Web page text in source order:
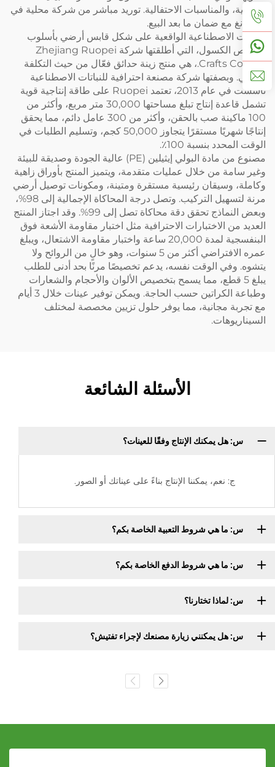
التجارية، والمناسبات الاحتفالية. توريد مباشر من شركة محلية في
تشجيانغ مع ضمان ما بعد البيع.
النباتات الاصطناعية الواقعية على شكل قابس أرضي بأسلوب
الشخص الكسول، التي أطلقتها شركة Zhejiang Ruopei
Crafts Co., Ltd.، هي منتج زينة حدائق فعّال من حيث التكلفة
وعملي. وبصفتها شركة مصنعة احترافية للنباتات الاصطناعية
تأسست في عام 2013، تعتمد Ruopei على طاقة إنتاجية قوية
تشمل قاعدة إنتاج تبلغ مساحتها 30,000 متر مربع، وأكثر من
100 ماكينة صب بالحقن، وأكثر من 300 عامل دائم، مما يحقق
إنتاجًا شهريًا مستقرًا يتجاوز 50,000 كجم، وتسليم الطلبات في
الوقت المحدد بنسبة 100٪.
مصنوع من مادة البولي إيثيلين (PE) عالية الجودة وصديقة للبيئة
وغير سامة من خلال عمليات متقدمة، ويتميز المنتج بأوراق زاهية
وكاملة، وسيقان رئيسية مستقرة ومتينة، ومكونات توصيل أرضي
مرنة لتسهيل التركيب. وتصل درجة المحاكاة الإجمالية إلى 98%،
وبعض النماذج تحقق دقة محاكاة تصل إلى 99%. وقد اجتاز المنتج
العديد من الاختبارات الاحترافية مثل اختبار مقاومة الأشعة فوق
البنفسجية لمدة 20,000 ساعة واختبار مقاومة الاشتعال، ويبلغ
عمره الافتراضي أكثر من 5 سنوات، وهو خالٍ من الروائح ولا
يتشوه. وفي الوقت نفسه، يدعم تخصيصًا مرنًا بحد أدنى للطلب
يبلغ 5 قطع، مما يسمح بتخصيص الألوان والأحجام والشعارات
وطباعة الكراتين حسب الحاجة. ويمكن توفير عينات خلال 3 أيام
مع تجربة مجانية، مما يوفر حلول تزيين مخصصة لمختلف
السيناريوهات.
الأسئلة الشائعة
س: هل يمكنك الإنتاج وفقًا للعينات؟
ج: نعم، يمكننا الإنتاج بناءً على عيناتك أو الصور.
س: ما هي شروط التعبية الخاصة بكم؟
س: ما هي شروط الدفع الخاصة بكم؟
س: لماذا تختارنا؟
س: هل يمكنني زيارة مصنعك لإجراء تفتيش؟